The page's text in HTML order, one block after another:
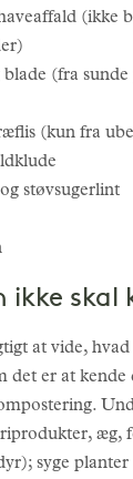
(ikke
blade (fra
(kun fra
støvsugerlint
ikke skal
at vide,
det er at
æg,
syge planter